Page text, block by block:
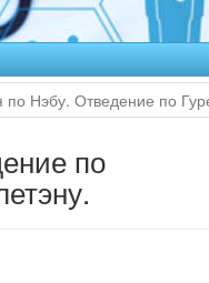
по Нэбу. Отведение по
по